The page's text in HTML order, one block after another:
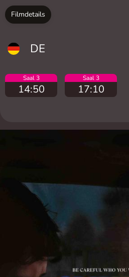
Filmdetails
DE
Saal 3
14:50
Saal 3
17:10